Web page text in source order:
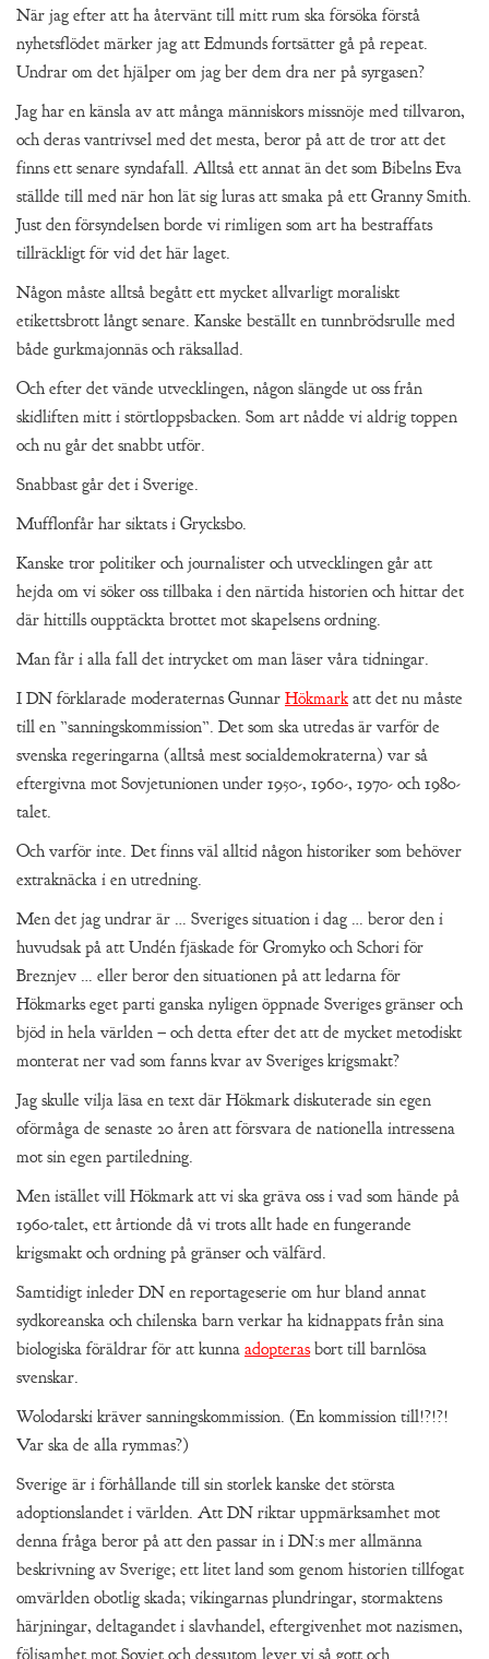
När jag efter att ha återvänt till mitt rum ska försöka förstå
nyhetsflödet märker jag att Edmunds fortsätter gå på repeat.
Undrar om det hjälper om jag ber dem dra ner på syrgasen?
Jag har en känsla av att många människors missnöje med tillvaron,
och deras vantrivsel med det mesta, beror på att de tror att det
finns ett senare syndafall. Alltså ett annat än det som Bibelns Eva
ställde till med när hon lät sig luras att smaka på ett Granny Smith.
Just den försyndelsen borde vi rimligen som art ha bestraffats
tillräckligt för vid det här laget.
Någon måste alltså begått ett mycket allvarligt moraliskt
etikettsbrott långt senare. Kanske beställt en tunnbrödsrulle med
både gurkmajonnäs och räksallad.
Och efter det vände utvecklingen, någon slängde ut oss från
skidliften mitt i störtloppsbacken. Som art nådde vi aldrig toppen
och nu går det snabbt utför.
Snabbast går det i Sverige.
Mufflonfår har siktats i Grycksbo.
Kanske tror politiker och journalister och utvecklingen går att
hejda om vi söker oss tillbaka i den närtida historien och hittar det
där hittills oupptäckta brottet mot skapelsens ordning.
Man får i alla fall det intrycket om man läser våra tidningar.
I DN förklarade moderaternas Gunnar Hökmark att det nu måste
till en ”sanningskommission”. Det som ska utredas är varför de
svenska regeringarna (alltså mest socialdemokraterna) var så
eftergivna mot Sovjetunionen under 1950-, 1960-, 1970- och 1980-
talet.
Och varför inte. Det finns väl alltid någon historiker som behöver
extraknäcka i en utredning.
Men det jag undrar är … Sveriges situation i dag … beror den i
huvudsak på att Undén fjäskade för Gromyko och Schori för
Breznjev … eller beror den situationen på att ledarna för
Hökmarks eget parti ganska nyligen öppnade Sveriges gränser och
bjöd in hela världen – och detta efter det att de mycket metodiskt
monterat ner vad som fanns kvar av Sveriges krigsmakt?
Jag skulle vilja läsa en text där Hökmark diskuterade sin egen
oförmåga de senaste 20 åren att försvara de nationella intressena
mot sin egen partiledning.
Men istället vill Hökmark att vi ska gräva oss i vad som hände på
1960-talet, ett årtionde då vi trots allt hade en fungerande
krigsmakt och ordning på gränser och välfärd.
Samtidigt inleder DN en reportageserie om hur bland annat
sydkoreanska och chilenska barn verkar ha kidnappats från sina
biologiska föräldrar för att kunna adopterasbort till barnlösa
svenskar.
Wolodarski kräver sanningskommission. (En kommission till!?!?!
Var ska de alla rymmas?)
Sverige är i förhållande till sin storlek kanske det största
adoptionslandet i världen. Att DN riktar uppmärksamhet mot
denna fråga beror på att den passar in i DN:s mer allmänna
beskrivning av Sverige; ett litet land som genom historien tillfogat
omvärlden obotlig skada; vikingarnas plundringar, stormaktens
härjningar, deltagandet i slavhandel, eftergivenhet mot nazismen,
följsamhet mot Sovjet och dessutom lever vi så gott och